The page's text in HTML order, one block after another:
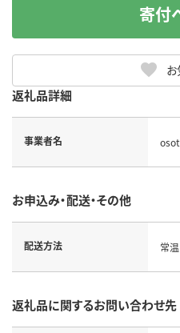
お
寄付
返礼品詳細
事業者名
お申込み・配送・その他
配送方法 常温
返礼品に関するお問い合わせ先